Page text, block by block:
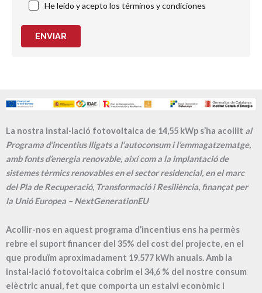
He leído y acepto los términos y condiciones
ENVIAR
La nostra instal·lació fotovoltaica de 14,55 kWp s’ha acollit al
Programa d’incentius lligats a l’autoconsum i l’emmagatzematge,
amb fonts d’energia renovable, així com a la implantació de
sistemes tèrmics renovables en el sector residencial, en el marc
del Pla de Recuperació, Transformació i Resiliència, finançat per
la Unió Europea – NextGenerationEU
Acollir-nos en aquest programa d’incentius ens ha permès
rebre el suport financer del 35% del cost del projecte, en el
que produïm aproximadament 19.577 kWh anuals. Amb la
instal·lació fotovoltaica cobrim el 34,6 % del nostre consum
elèctric anual, fet que comporta un estalvi econòmic i